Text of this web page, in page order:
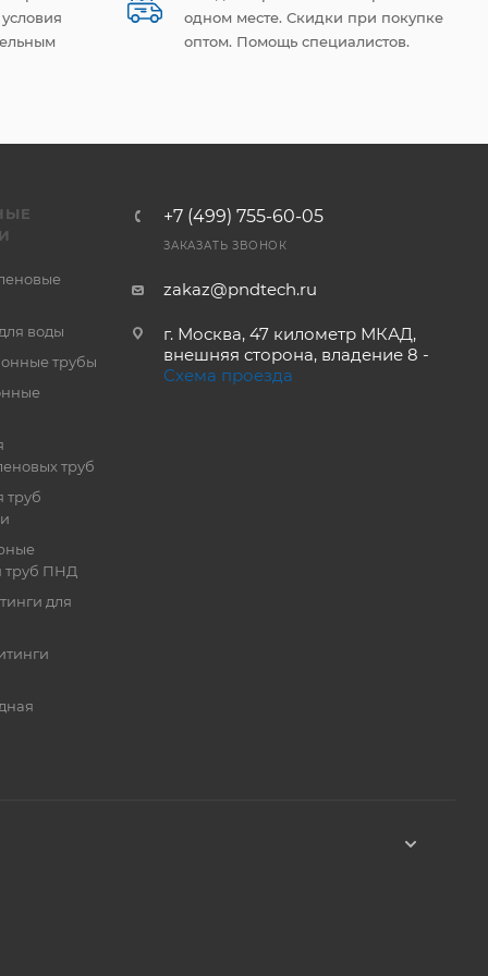
одном месте. Скидки при покупке
оптом. Помощь специалистов.
воды
трубы
труб
труб
труб ПНД
для
+7 (499) 755-60-05
ЗАКАЗАТЬ ЗВОНОК
zakaz@pndtech.ru
г. Москва, 47 километр МКАД,
внешняя сторона, владение 8 -
Схема проезда